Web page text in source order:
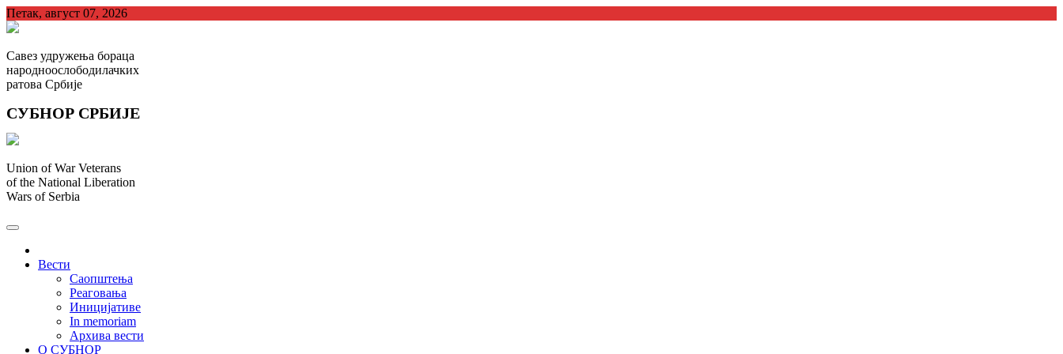
Skip
to
Петак, август 07, 2026
Савез удружења бораца
народноослободилачких
ратова Србије
СУБНОР СРБИЈЕ
Union of War Veterans
of the National Liberation
Wars of Serbia
Вести
Саопштења
Реаговања
Иницијативе
In memoriam
Архива вести
О СУБНОР